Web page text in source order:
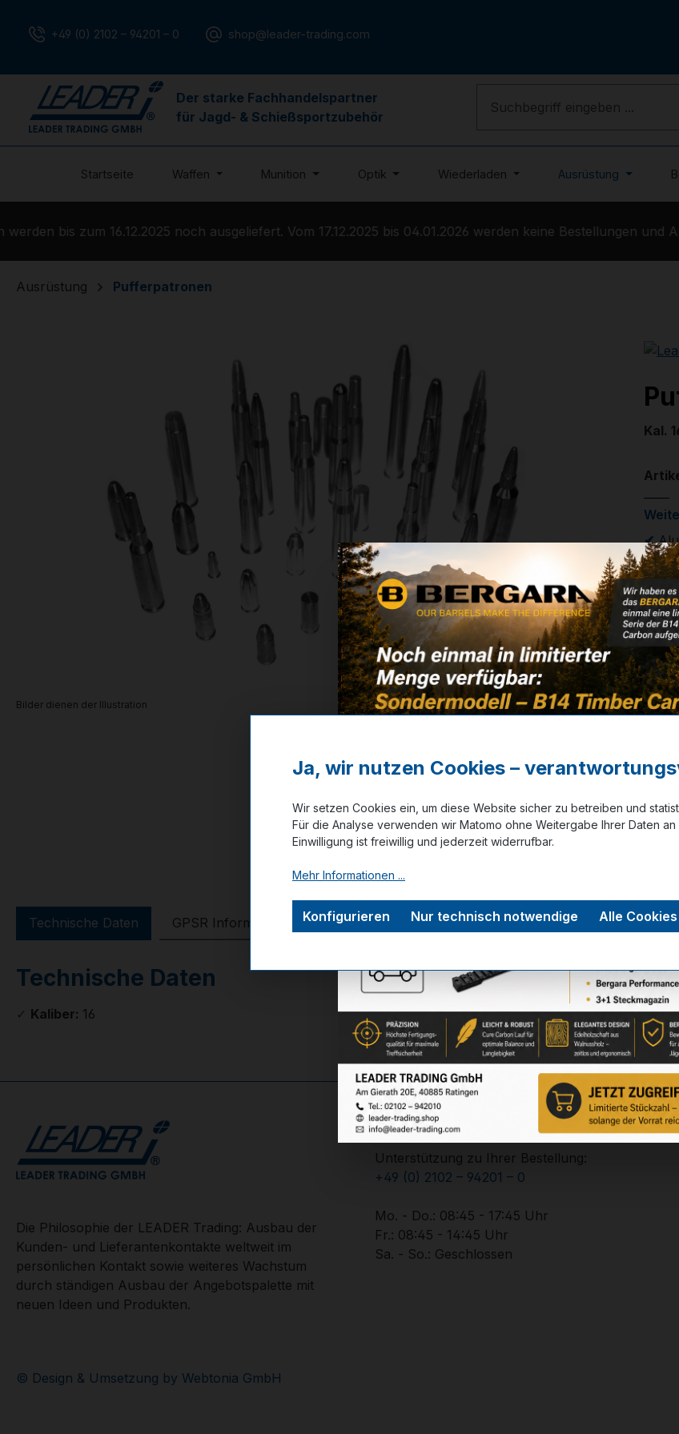
+49 (0) 2102 – 94201 – 0 shop@leader-trading.com
Der starke Fachhandelspartner
für Jagd- & Schießsportzubehör
Startseite Waffen Munition Optik Wiederladen Ausrüstung
bis zum 16.12.2025 noch ausgeliefert. Vom 17.12.2025 bis 04.01.2026 werden keine Bestellungen
Ausrüstung Pufferpatronen
Bilder dienen der Illustration
Kal.
✔
✔
✔
Noch
12
Technische Daten GPSR Information Bewertungen
Technische Daten
✓ Kaliber: 16
Die Philosophie der LEADER Trading: Ausbau der
Kunden- und Lieferantenkontakte weltweit im
persönlichen Kontakt sowie weiteres Wachstum
durch ständigen Ausbau der Angebotspalette mit
neuen Ideen und Produkten.
Service-Hotline
Unterstützung zu Ihrer Bestellung:
+49 (0) 2102 – 94201 – 0
Mo. - Do.: 08:45 - 17:45 Uhr
Fr.: 08:45 - 14:45 Uhr
Sa. - So.: Geschlossen
© Design & Umsetzung by Webtonia GmbH
Ja, wir nutzen Cookies –
Wir setzen Cookies ein, um diese Website sicher zu betreiben und
Für die Analyse verwenden wir Matomo ohne Weitergabe Ihrer Daten an
Einwilligung ist freiwillig und jederzeit widerrufbar.
Mehr Informationen ...
Nur technisch notwendige
Konfigurieren Alle